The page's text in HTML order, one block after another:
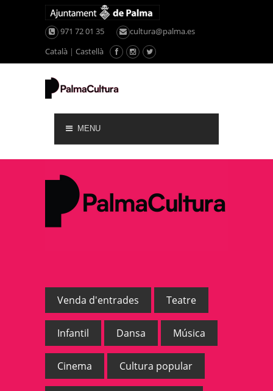
971 72 01 35
cultura@palma.es
Català | Castellà
MENU
Venda d'entrades Teatre
Infantil Dansa Música
Cinema Cultura popular